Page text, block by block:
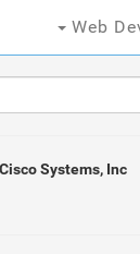
Web
Cisco Systems, Inc